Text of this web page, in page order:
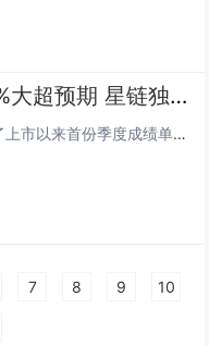
SpaceX首份财报营收增92%大超预期 星链独撑利润 AI亏损收窄但支出高于预期
作者：李丹，华尔街见闻SpaceX交出了上市以来首份季度成绩单，核心财务指标明显好于市场预期，AI业务亏损收窄的进展强于预期，但AI相关资本支出高于预期，且预计此后两季此类支出规模不变减少。美东时间4日周二美股盘后，SpaceX公布，截至6...
7 8 9 10